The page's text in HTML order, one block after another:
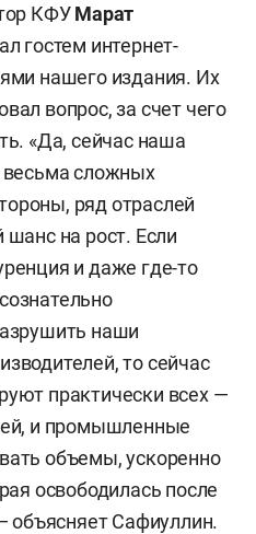
КФУМарат
гостем интернет-
нашего издания. Их
вопрос, за счет чего
«Да, сейчас наша
весьма сложных
ряд отраслей
на рост. Если
и даже где-то
наши
то сейчас
практически всех —
и промышленные
объемы, ускоренно
освободилась после
объясняет Сафиуллин.